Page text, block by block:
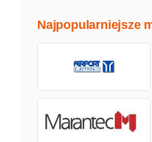
Najpopularniejsze